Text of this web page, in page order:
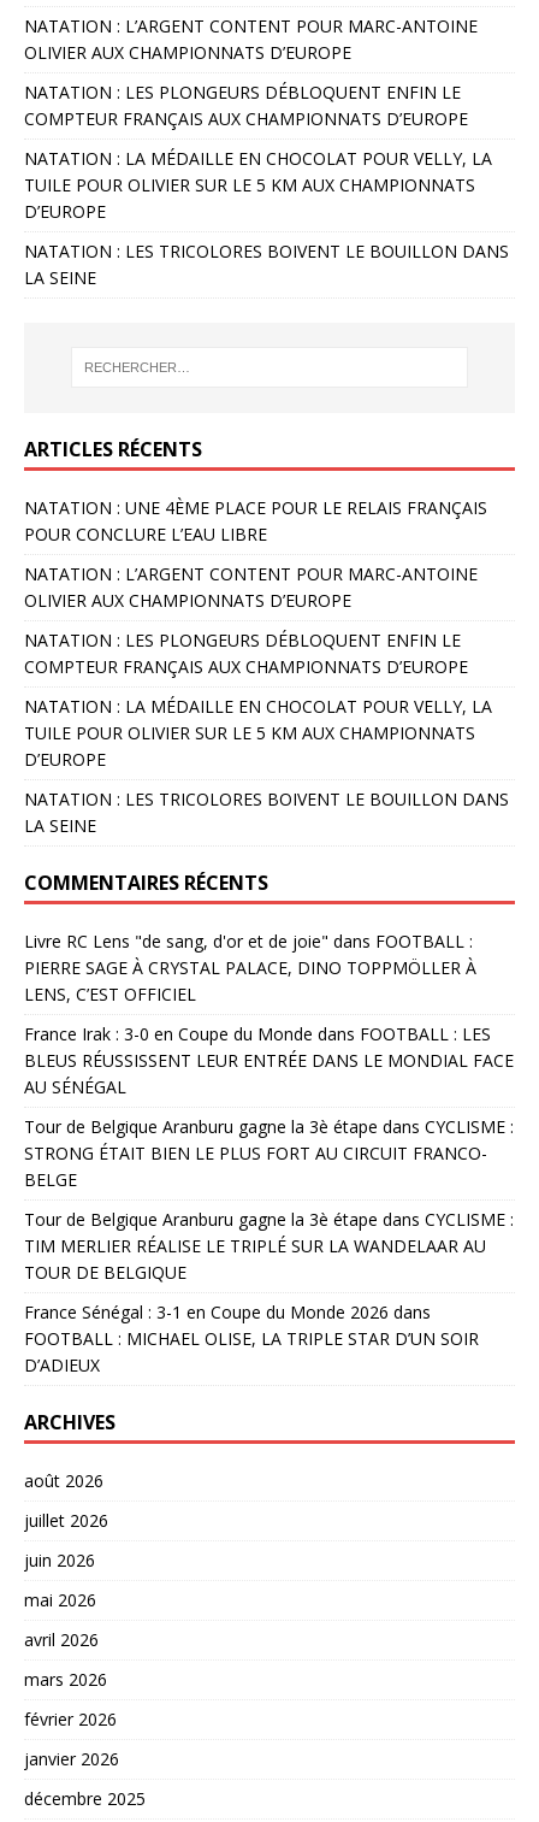
NATATION : L’ARGENT CONTENT POUR MARC-ANTOINE
OLIVIER AUX CHAMPIONNATS D’EUROPE
NATATION : LES PLONGEURS DÉBLOQUENT ENFIN LE
COMPTEUR FRANÇAIS AUX CHAMPIONNATS D’EUROPE
NATATION : LA MÉDAILLE EN CHOCOLAT POUR VELLY, LA
TUILE POUR OLIVIER SUR LE 5 KM AUX CHAMPIONNATS
D’EUROPE
NATATION : LES TRICOLORES BOIVENT LE BOUILLON DANS
LA SEINE
ARTICLES RÉCENTS
NATATION : UNE 4ÈME PLACE POUR LE RELAIS FRANÇAIS
POUR CONCLURE L’EAU LIBRE
NATATION : L’ARGENT CONTENT POUR MARC-ANTOINE
OLIVIER AUX CHAMPIONNATS D’EUROPE
NATATION : LES PLONGEURS DÉBLOQUENT ENFIN LE
COMPTEUR FRANÇAIS AUX CHAMPIONNATS D’EUROPE
NATATION : LA MÉDAILLE EN CHOCOLAT POUR VELLY, LA
TUILE POUR OLIVIER SUR LE 5 KM AUX CHAMPIONNATS
D’EUROPE
NATATION : LES TRICOLORES BOIVENT LE BOUILLON DANS
LA SEINE
COMMENTAIRES RÉCENTS
Livre RC Lens "de sang, d'or et de joie" dans FOOTBALL :
PIERRE SAGE À CRYSTAL PALACE, DINO TOPPMÖLLER À
LENS, C’EST OFFICIEL
France Irak : 3-0 en Coupe du Monde dans FOOTBALL : LES
BLEUS RÉUSSISSENT LEUR ENTRÉE DANS LE MONDIAL FACE
AU SÉNÉGAL
Tour de Belgique Aranburu gagne la 3è étape dans CYCLISME :
STRONG ÉTAIT BIEN LE PLUS FORT AU CIRCUIT FRANCO-
BELGE
Tour de Belgique Aranburu gagne la 3è étape dans CYCLISME :
TIM MERLIER RÉALISE LE TRIPLÉ SUR LA WANDELAAR AU
TOUR DE BELGIQUE
France Sénégal : 3-1 en Coupe du Monde 2026 dans
FOOTBALL : MICHAEL OLISE, LA TRIPLE STAR D’UN SOIR
D’ADIEUX
ARCHIVES
août 2026
juillet 2026
juin 2026
mai 2026
avril 2026
mars 2026
février 2026
janvier 2026
décembre 2025